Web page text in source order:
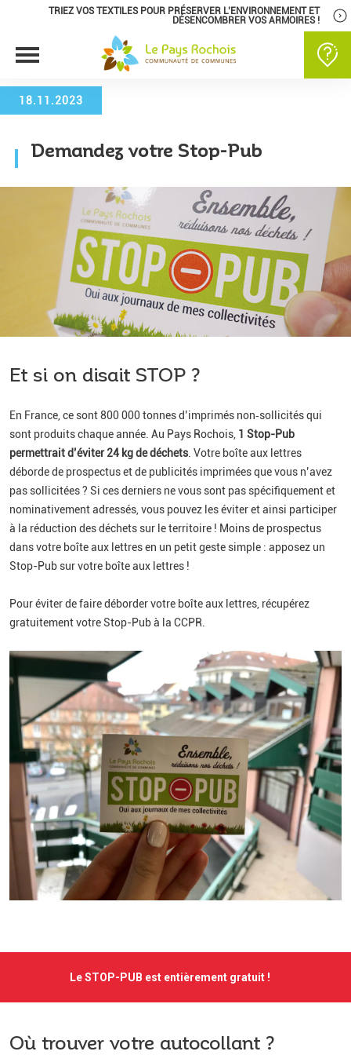
TRIEZ VOS TEXTILES POUR PRÉSERVER L’ENVIRONNEMENT ET
DÉSENCOMBRER VOS ARMOIRES !
18.11.2023
Demandez votre Stop-Pub
Et si on disait STOP ?
En France, ce sont 800 000 tonnes d’imprimés non‑sollicités qui
sont produits chaque année. Au Pays Rochois, 1 Stop-Pub
permettrait d’éviter 24 kg de déchets. Votre boîte aux lettres
déborde de prospectus et de publicités imprimées que vous n’avez
pas sollicitées ? Si ces derniers ne vous sont pas spécifiquement et
nominativement adressés, vous pouvez les éviter et ainsi participer
à la réduction des déchets sur le territoire ! Moins de prospectus
dans votre boîte aux lettres en un petit geste simple : apposez un
Stop-Pub sur votre boîte aux lettres !
Pour éviter de faire déborder votre boîte aux lettres, récupérez
gratuitement votre Stop-Pub à la CCPR.
Le STOP-PUB est entièrement gratuit !
Où trouver votre autocollant ?